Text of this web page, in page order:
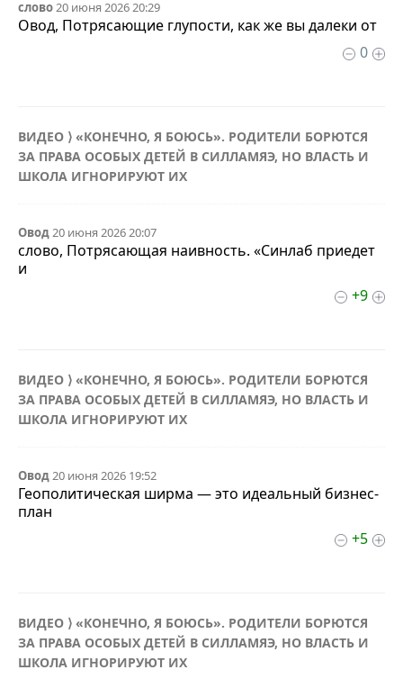
слово20 июня 2026 20:29
Овод, Потрясающие глупости, как же вы далеки от
0
ВИДЕО ⟩ «КОНЕЧНО, Я БОЮСЬ». РОДИТЕЛИ БОРЮТСЯ
ЗА ПРАВА ОСОБЫХ ДЕТЕЙ В СИЛЛАМЯЭ, НО ВЛАСТЬ И
ШКОЛА ИГНОРИРУЮТ ИХ
Овод20 июня 2026 20:07
слово, Потрясающая наивность. «Синлаб приедет
и
+9
ВИДЕО ⟩ «КОНЕЧНО, Я БОЮСЬ». РОДИТЕЛИ БОРЮТСЯ
ЗА ПРАВА ОСОБЫХ ДЕТЕЙ В СИЛЛАМЯЭ, НО ВЛАСТЬ И
ШКОЛА ИГНОРИРУЮТ ИХ
Овод20 июня 2026 19:52
Геополитическая ширма — это идеальный бизнес-
план
+5
ВИДЕО ⟩ «КОНЕЧНО, Я БОЮСЬ». РОДИТЕЛИ БОРЮТСЯ
ЗА ПРАВА ОСОБЫХ ДЕТЕЙ В СИЛЛАМЯЭ, НО ВЛАСТЬ И
ШКОЛА ИГНОРИРУЮТ ИХ